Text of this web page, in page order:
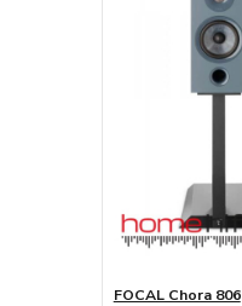
FOCAL Chora 806